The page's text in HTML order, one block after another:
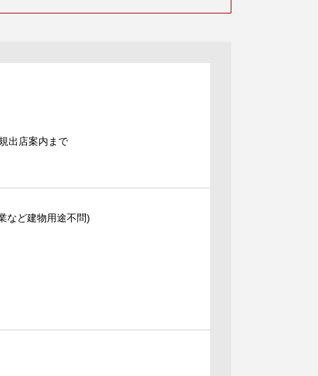
出店案内まで
など建物用途不問)